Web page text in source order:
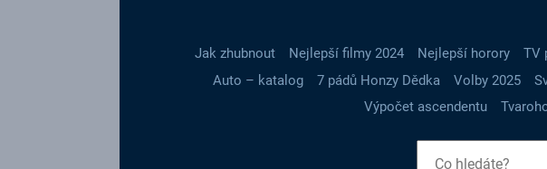
Jak zhubnout Nejlepší filmy 2024 Nejlepší horory TV
Auto – katalog
7 pádů Honzy Dědka Volby 2025
Výpočet ascendentu